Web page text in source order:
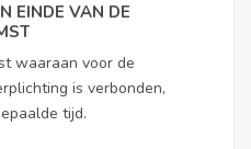
EINDE VAN DE
waaraan voor de
is verbonden,
tijd.